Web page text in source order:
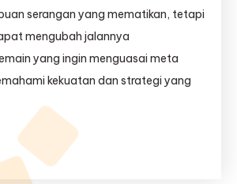
serangan yang mematikan, tetapi
mengubah jalannya
yang ingin menguasai meta
kekuatan dan strategi yang